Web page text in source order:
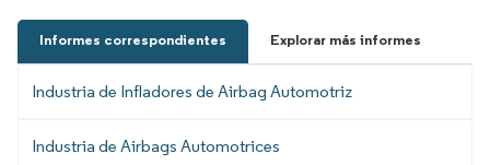
Informes correspondientes Explorar más informes
Industria de Infladores de Airbag Automotriz
Industria de Airbags Automotrices